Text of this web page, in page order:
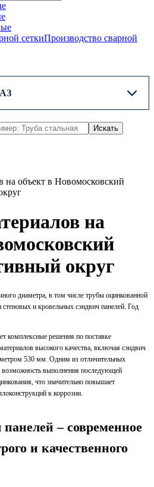
Производство сварной
Искать
на объект в Новомосковский
на
округ
диаметра, в том числе трубы оцинкованной
и кровельных сэндвич панелей. Год
комплексные решения по поставке
высокого качества, включая сэндвич
530 мм. Одним из отличительных
выполнения последующей
что значительно повышает
к коррозии.
– современное
и качественного